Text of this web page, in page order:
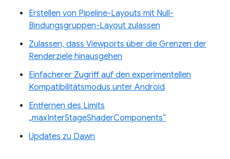
Erstellen von Pipeline-Layouts mit Null-
Bindungsgruppen-Layout zulassen
Zulassen, dass Viewports über die Grenzen der
Renderziele hinausgehen
Einfacherer Zugriff auf den experimentellen
Kompatibilitätsmodus unter Android
Entfernen des Limits
„maxInterStageShaderComponents“
Updates zu Dawn